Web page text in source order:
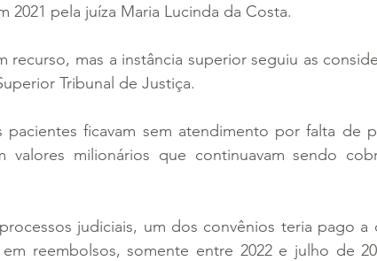
2021 pela juíza Maria Lucinda da Costa.
mas a instância superior seguiu as
Tribunal de Justiça.
pacientes ficavam sem atendimento por falta de
valores milionários que continuavam sendo
judiciais, um dos convênios teria pago a
reembolsos, somente entre 2022 e julho de